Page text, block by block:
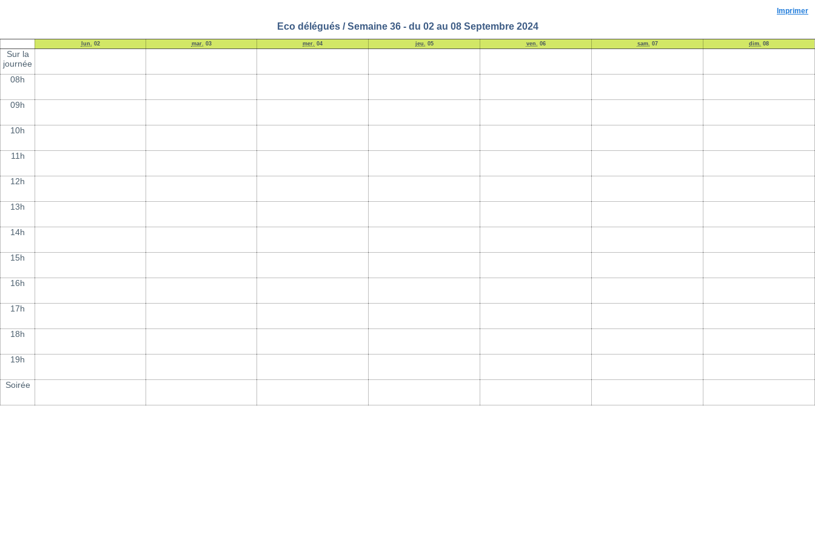
Imprimer
Eco délégués / Semaine 36 - du 02 au 08 Septembre 2024
lun. 02 mar. 03 mer. 04 jeu. 05 ven. 06 sam. 07 dim. 08
Sur la
journée
08h
09h
10h
11h
12h
13h
14h
15h
16h
17h
18h
19h
Soirée